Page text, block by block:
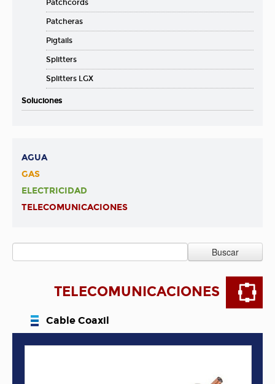
Patchcords
Patcheras
Pigtails
Splitters
Splitters LGX
Soluciones
AGUA
GAS
ELECTRICIDAD
TELECOMUNICACIONES
Buscar
TELECOMUNICACIONES
Cable Coaxil